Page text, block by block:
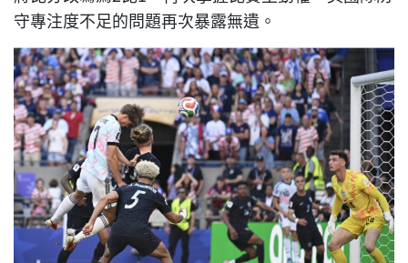
守專注度不足的問題再次暴露無遺。